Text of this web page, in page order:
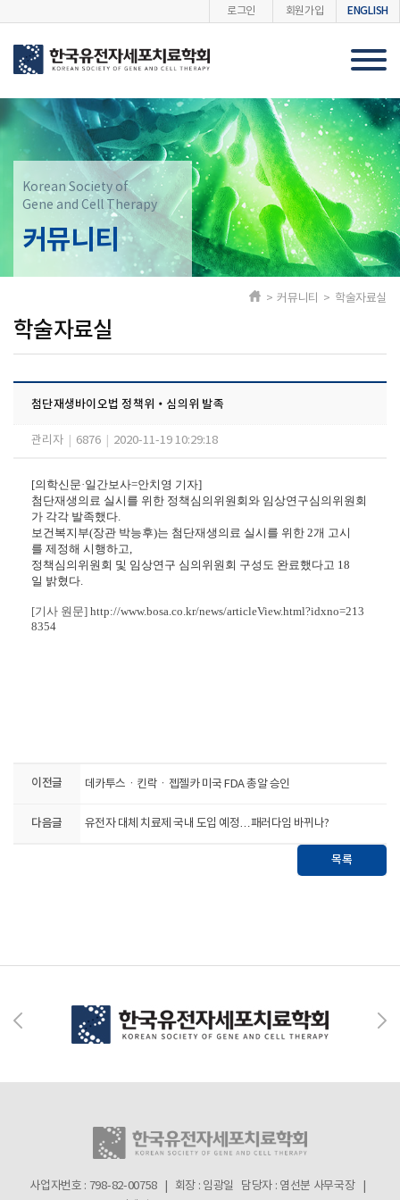
로그인 회원가입 ENGLISH
Korean Society of
Gene and Cell Therapy
커뮤니티
학술자료실
> 커뮤니티 > 학술자료실
첨단재생바이오법 정책위‧심의위 발족
관리자 6876 2020-11-19 10:29:18
[의학신문·일간보사=안치영 기자]
첨단재생의료 실시를 위한 정책심의위원회와 임상연구심의위원회
가 각각 발족했다.
보건복지부(장관 박능후)는 첨단재생의료 실시를 위한 2개 고시
를 제정해 시행하고,
정책심의위원회 및 임상연구 심의위원회 구성도 완료했다고 18
일 밝혔다.
[기사 원문] http://www.bosa.co.kr/news/articleView.html?idxno=213
8354
이전글 데카투스ㆍ킨락ㆍ젭젤카 미국 FDA 총알 승인
다음글 유전자 대체 치료제 국내 도입 예정…패러다임 바뀌나?
목록
사업자번호 : 798-82-00758 | 회장 : 임광일 담당자 : 염선분 사무국장 |